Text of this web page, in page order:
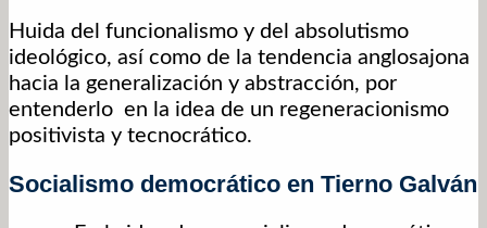
Huida del funcionalismo y del absolutismo
ideológico, así como de la tendencia anglosajona
hacia la generalización y abstracción, por
entenderlo en la idea de un regeneracionismo
positivista y tecnocrático.
Socialismo democrático en Tierno Galván